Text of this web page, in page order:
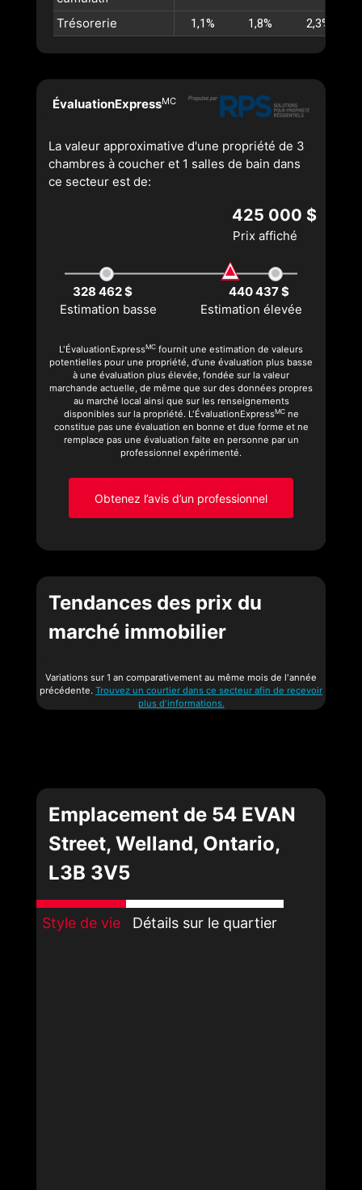
Trésorerie
1,1% 1,8% 2,3%
ÉvaluationExpressMC
La valeur approximative d'une propriété de 3
chambres à coucher et 1 salles de bain dans
ce secteur est de:
425 000 $
Prix affiché
328 462 $
440 437 $
Estimation basse
Estimation élevée
L'ÉvaluationExpressMC fournit une estimation de valeurs
potentielles pour une propriété, d’une évaluation plus basse
à une évaluation plus élevée, fondée sur la valeur
marchande actuelle, de même que sur des données propres
au marché local ainsi que sur les renseignements
disponibles sur la propriété. L'ÉvaluationExpressMCne
constitue pas une évaluation en bonne et due forme et ne
remplace pas une évaluation faite en personne par un
professionnel expérimenté.
Obtenez l’avis d’un professionnel
Tendances des prix du
marché immobilier
Variations sur 1 an comparativement au même mois de l'année
précédente. Trouvez un courtier dans ce secteur afin de recevoir
plus d'informations.
Emplacement de 54 EVAN
Street, Welland, Ontario,
L3B 3V5
Style de vie Détails sur le quartier